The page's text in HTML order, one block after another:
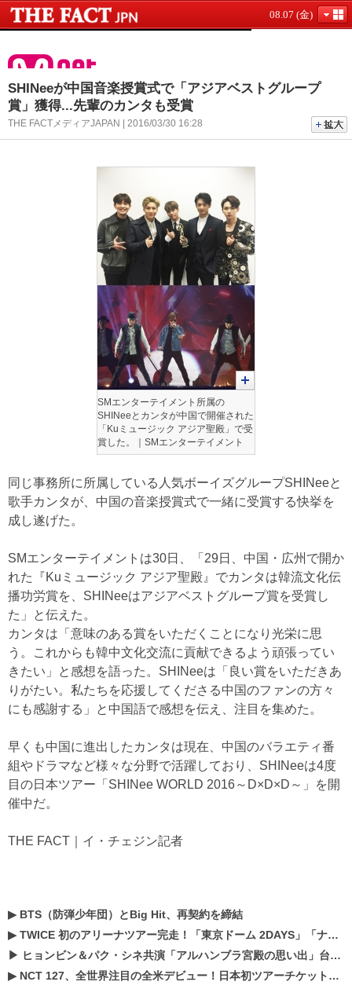
08.07 (金)
SHINeeが中国音楽授賞式で「アジアベストグループ
賞」獲得...先輩のカンタも受賞
THE FACTメディアJAPAN | 2016/03/30 16:28
SMエンターテイメント所属の
SHINeeとカンタが中国で開催された
「Kuミュージック アジア聖殿」で受
賞した。｜SMエンターテイメント
同じ事務所に所属している人気ボーイズグループSHINeeと
歌手カンタが、中国の音楽授賞式で一緒に受賞する快挙を
成し遂げた。
SMエンターテイメントは30日、「29日、中国・広州で開か
れた『Kuミュージック アジア聖殿』でカンタは韓流文化伝
播功労賞を、SHINeeはアジアベストグループ賞を受賞し
た」と伝えた。
カンタは「意味のある賞をいただくことになり光栄に思
う。これからも韓中文化交流に貢献できるよう頑張ってい
きたい」と感想を語った。SHINeeは「良い賞をいただきあ
りがたい。私たちを応援してくださる中国のファンの方々
にも感謝する」と中国語で感想を伝え、注目を集めた。
早くも中国に進出したカンタは現在、中国のバラエティ番
組やドラマなど様々な分野で活躍しており、SHINeeは4度
目の日本ツアー「SHINee WORLD 2016～D×D×D～」を開
催中だ。
THE FACT｜イ・チェジン記者
▶ BTS（防弾少年団）とBig Hit、再契約を締結
▶TWICE 初のアリーナツアー完走！「東京ドーム 2DAYS」「ナゴヤドーム1DAY」「京セラドーム1DAY」2019年ドームツアー開催決定！！
▶ ヒョンビン＆パク・シネ共演「アルハンブラ宮殿の思い出」台本読み現場を公開
▶ NCT 127、全世界注目の全米デビュー！日本初ツアーチケットが早くもプレミア化！？